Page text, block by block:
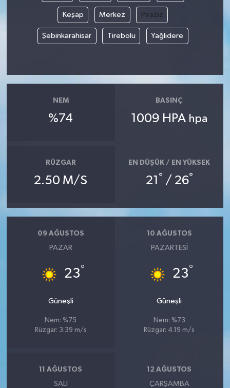
Keşap Merkez Piraziz
Şebinkarahisar Tirebolu Yağlıdere
NEM
%74
BASINÇ
1009 HPA hpa
RÜZGAR
2.50 M/S
EN DÜŞÜK / EN YÜKSEK
21 ° / 26°
09 AĞUSTOS
PAZAR
23°
Güneşli
Nem: %75
Rüzgar: 3.39 m/s
10 AĞUSTOS
PAZARTESI
23°
Güneşli
Nem: %73
Rüzgar: 4.19 m/s
11 AĞUSTOS
SALI
12 AĞUSTOS
ÇARŞAMBA
YUNUSEMRE
MANİSA'YI KEŞFET
TÜRKİYE'DE TREND HABERLER